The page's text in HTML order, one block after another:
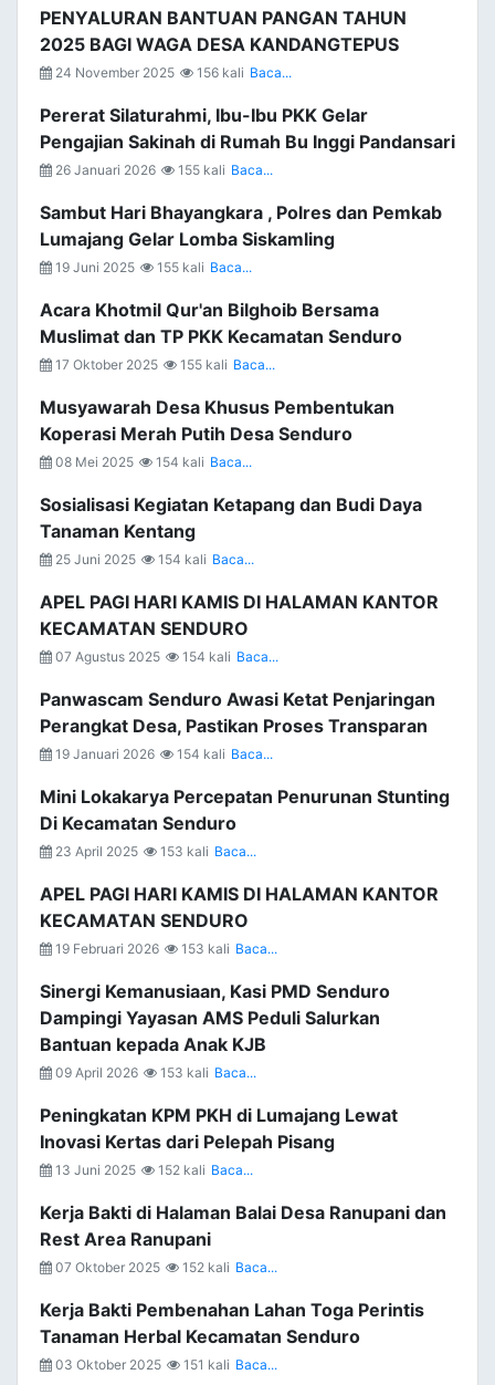
PENYALURAN BANTUAN PANGAN TAHUN
2025 BAGI WAGA DESA KANDANGTEPUS
24 November 2025 156 kali Baca...
Pererat Silaturahmi, Ibu-Ibu PKK Gelar
Pengajian Sakinah di Rumah Bu Inggi Pandansari
26 Januari 2026 155 kali Baca...
Sambut Hari Bhayangkara , Polres dan Pemkab
Lumajang Gelar Lomba Siskamling
19 Juni 2025 155 kali Baca...
Acara Khotmil Qur'an Bilghoib Bersama
Muslimat dan TP PKK Kecamatan Senduro
17 Oktober 2025 155 kali Baca...
Musyawarah Desa Khusus Pembentukan
Koperasi Merah Putih Desa Senduro
08 Mei 2025 154 kali Baca...
Sosialisasi Kegiatan Ketapang dan Budi Daya
Tanaman Kentang
25 Juni 2025 154 kali Baca...
APEL PAGI HARI KAMIS DI HALAMAN KANTOR
KECAMATAN SENDURO
07 Agustus 2025 154 kali Baca...
Panwascam Senduro Awasi Ketat Penjaringan
Perangkat Desa, Pastikan Proses Transparan
19 Januari 2026 154 kali Baca...
Mini Lokakarya Percepatan Penurunan Stunting
Di Kecamatan Senduro
23 April 2025 153 kali Baca...
APEL PAGI HARI KAMIS DI HALAMAN KANTOR
KECAMATAN SENDURO
19 Februari 2026 153 kali Baca...
Sinergi Kemanusiaan, Kasi PMD Senduro
Dampingi Yayasan AMS Peduli Salurkan
Bantuan kepada Anak KJB
09 April 2026 153 kali Baca...
Peningkatan KPM PKH di Lumajang Lewat
Inovasi Kertas dari Pelepah Pisang
13 Juni 2025 152 kali Baca...
Kerja Bakti di Halaman Balai Desa Ranupani dan
Rest Area Ranupani
07 Oktober 2025 152 kali Baca...
Kerja Bakti Pembenahan Lahan Toga Perintis
Tanaman Herbal Kecamatan Senduro
03 Oktober 2025 151 kali Baca...